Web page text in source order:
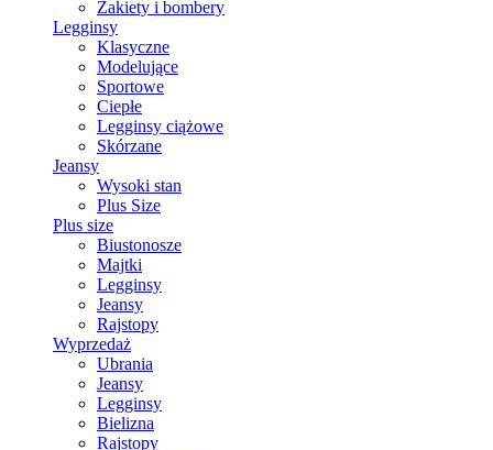
Żakiety i bombery
Legginsy
Klasyczne
Modelujące
Sportowe
Ciepłe
Legginsy ciążowe
Skórzane
Jeansy
Wysoki stan
Plus Size
Plus size
Biustonosze
Majtki
Legginsy
Jeansy
Rajstopy
Wyprzedaż
Ubrania
Jeansy
Legginsy
Bielizna
Rajstopy